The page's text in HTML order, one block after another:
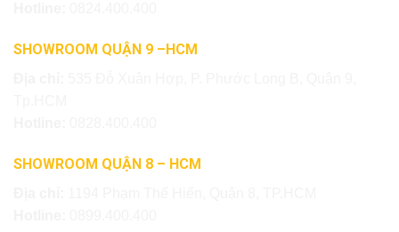
SHOWROOM QUẬN 9 –HCM
SHOWROOM QUẬN 8 – HCM